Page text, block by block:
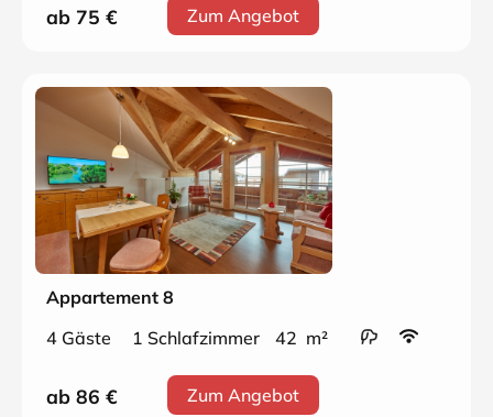
ab 75 € Zum Angebot
Appartement 8
4 Gäste
1 Schlafzimmer 42 m²
ab 86 € Zum Angebot